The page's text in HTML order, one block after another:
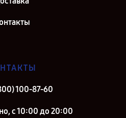
100-87-60
с 10:00 до 20:00